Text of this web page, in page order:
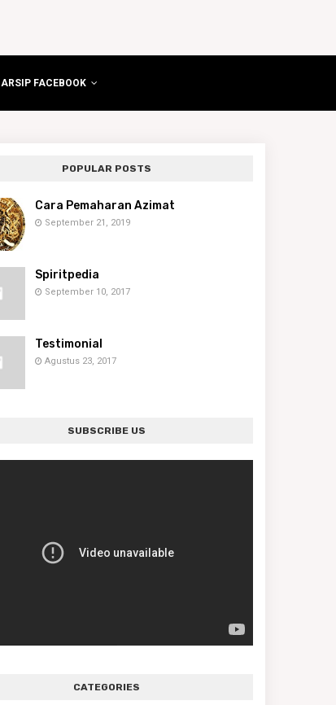
ARSIP FACEBOOK
POPULAR POSTS
Cara Pemaharan Azimat
September 21, 2019
Spiritpedia
September 10, 2017
Testimonial
Agustus 23, 2017
SUBSCRIBE US
CATEGORIES